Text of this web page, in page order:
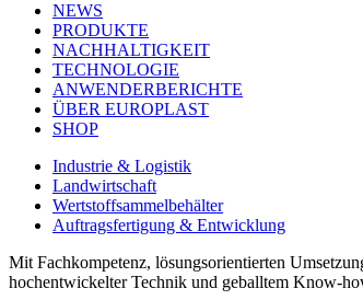
NEWS
PRODUKTE
NACHHALTIGKEIT
TECHNOLOGIE
ANWENDERBERICHTE
ÜBER EUROPLAST
SHOP
Industrie & Logistik
Landwirtschaft
Wertstoffsammelbehälter
Auftragsfertigung & Entwicklung
Mit Fachkompetenz, lösungsorientierten
hochentwickelter Technik und geballtem Know-